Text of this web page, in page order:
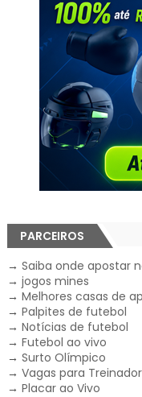
PARCEIROS
→ Saiba onde apostar
→ jogos mines
→ Melhores casas de
→ Palpites de futebol
→ Notícias de futebol
→ Futebol ao vivo
→ Surto Olímpico
→ Vagas para
→ Placar ao Vivo